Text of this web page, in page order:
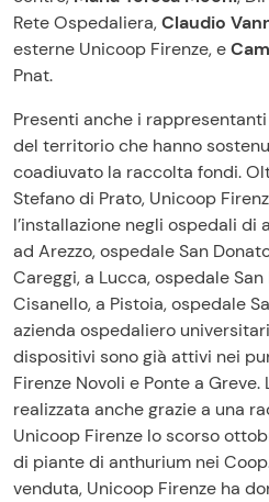
Rete Ospedaliera,Claudio
esterne Unicoop Firenze, e
Pnat.
Presenti anche i
del territorio che hanno
coadiuvato la raccolta fondi.
Stefano di Prato, Unicoop
l’installazione negli ospedali
ad Arezzo, ospedale San
Careggi, a Lucca, ospedale
Cisanello, a Pistoia, ospedale
azienda ospedaliero
dispositivi sono già attivi nei
Firenze Novoli e Ponte a
realizzata anche grazie a una
Unicoop Firenze lo scorso
di piante di anthurium nei
venduta, Unicoop Firenze ha